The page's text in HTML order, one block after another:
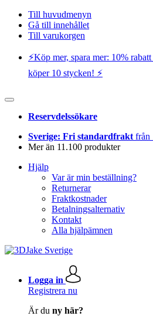
Till huvudmenyn
Gå till innehållet
Till varukorgen
⚡️Köp mer, spara mer: 10%
köper 10 stycken! ⚡️
Reservdelssökare
Sverige: Fri standardfrakt från
Mer än 11.100 produkter
Hjälp
Var är min beställning?
Returnerar
Fraktkostnader
Betalningsalternativ
Kontakt
Alla hjälpämnen
Logga in
Registrera nu
Är du ny här?